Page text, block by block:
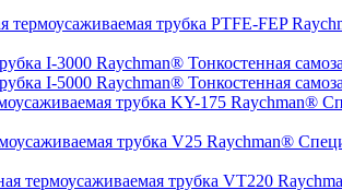
Тонкостенная
Тонкостенная